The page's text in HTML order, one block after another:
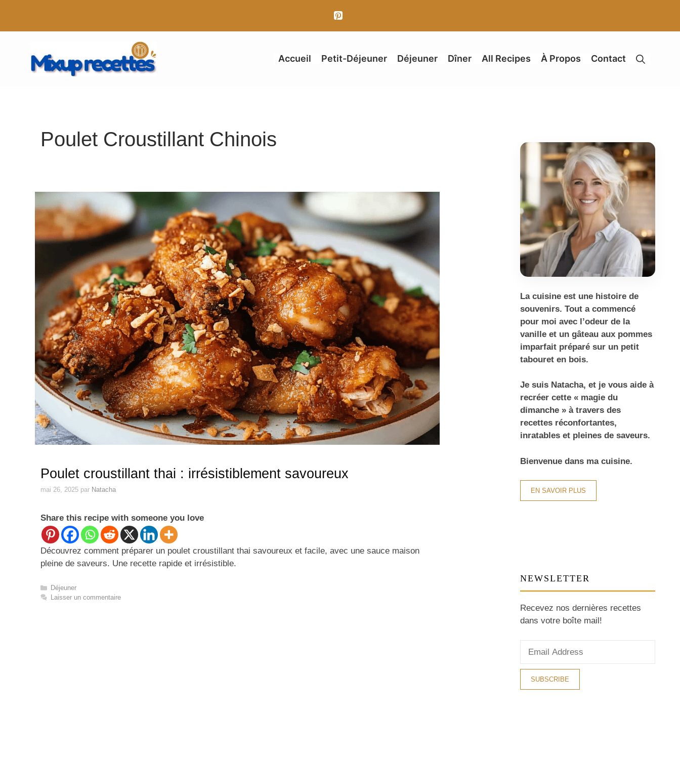
contenu
Accueil Petit-Déjeuner Déjeuner Dîner All Recipes À Propos Contact
Poulet Croustillant Chinois
Poulet croustillant thai : irrésistiblement savoureux
mai 26, 2025 par Natacha
Share this recipe with someone you love
Découvrez comment préparer un poulet croustillant thai savoureux et facile, avec une sauce maison
pleine de saveurs. Une recette rapide et irrésistible.
Catégories
Déjeuner
Laisser un commentaire
La cuisine est une histoire de
souvenirs. Tout a commencé
pour moi avec l’odeur de la
vanille et un gâteau aux pommes
imparfait préparé sur un petit
tabouret en bois.
Je suis Natacha, et je vous aide à
recréer cette « magie du
dimanche » à travers des
recettes réconfortantes,
inratables et pleines de saveurs.
Bienvenue dans ma cuisine.
EN SAVOIR PLUS
NEWSLETTER
Recevez nos dernières recettes
dans votre boîte mail!